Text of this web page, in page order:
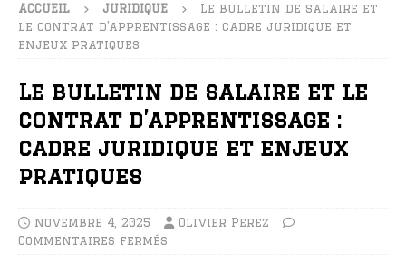
ACCUEIL JURIDIQUE
Le bulletin de salaire et
le contrat d’apprentissage : cadre juridique et
enjeux pratiques
Le bulletin de salaire et le
contrat d’apprentissage :
cadre juridique et enjeux
pratiques
novembre 4, 2025
Olivier Perez
Commentaires fermés